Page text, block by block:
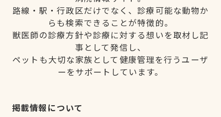
路線・駅・行政区だけでなく、診療可能な動物か
らも検索できることが特徴的。
獣医師の診療方針や診療に対する想いを取材し記
事として発信し、
ペットも大切な家族として健康管理を行うユーザ
ーをサポートしています。
掲載情報について